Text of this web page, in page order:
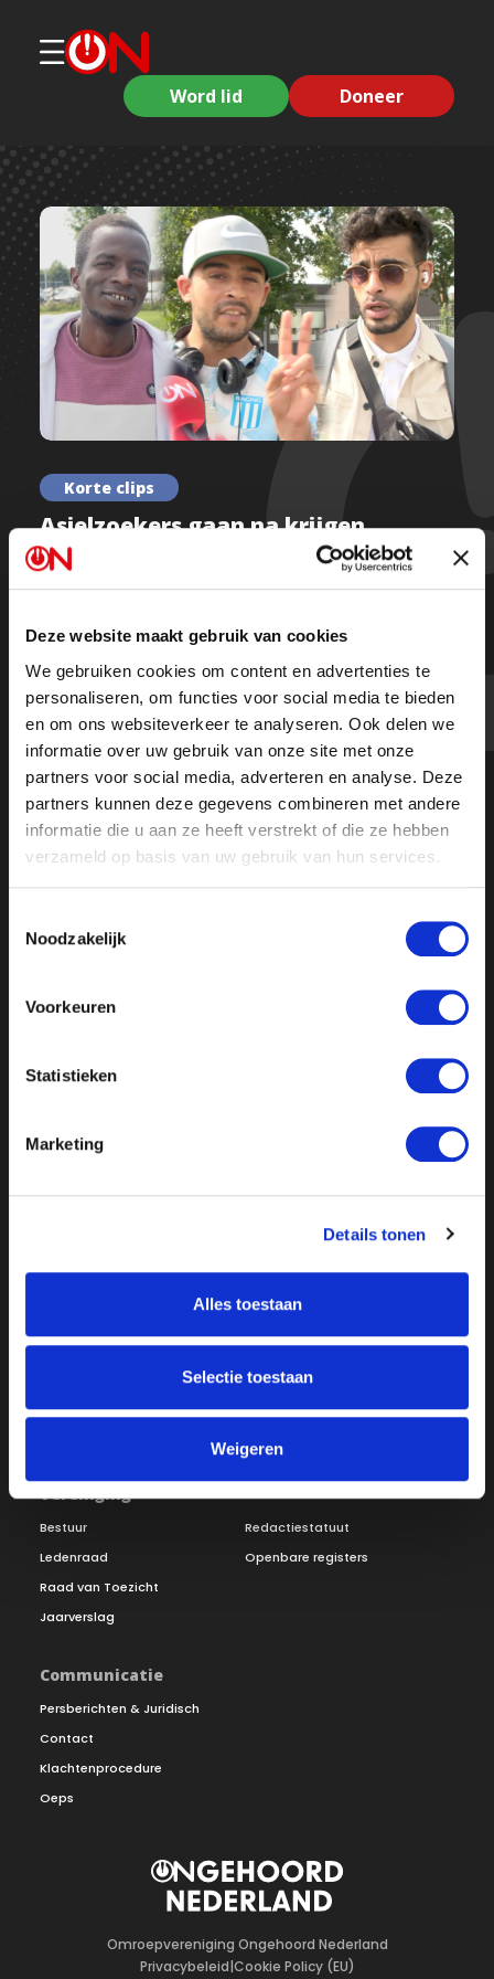
Deze website maakt gebruik van cookies
We gebruiken cookies om content en advertenties te
personaliseren, om functies voor social media te bieden
en om ons websiteverkeer te analyseren. Ook delen we
informatie over uw gebruik van onze site met onze
partners voor social media, adverteren en analyse. Deze
partners kunnen deze gegevens combineren met andere
informatie die u aan ze heeft verstrekt of die ze hebben
verzameld op basis van uw gebruik van hun services.
Noodzakelijk
Voorkeuren
Statistieken
Marketing
Details tonen
Alles toestaan
Selectie toestaan
Weigeren
Word lid Doneer
Korte clips
Asielzoekers gaan na krijgen
verblijfsvergunning terug op
vakantie naar eigen land
Onze missie
Inloggen
Steunbetuigingen
Vacatures
Vereniging
Bestuur
Ledenraad
Raad van Toezicht
Jaarverslag
Redactiestatuut
Openbare registers
Communicatie
Persberichten & Juridisch
Contact
Klachtenprocedure
Oeps
Omroepvereniging Ongehoord Nederland
Privacybeleid|Cookie Policy (EU)